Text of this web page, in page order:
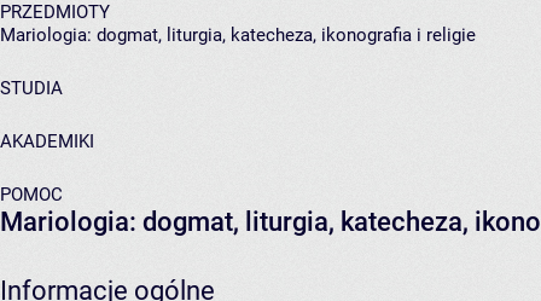
PRZEDMIOTY
Mariologia: dogmat, liturgia, katecheza, ikonografia i religie
STUDIA
AKADEMIKI
POMOC
Mariologia: dogmat, liturgia, katecheza,
Informacje ogólne